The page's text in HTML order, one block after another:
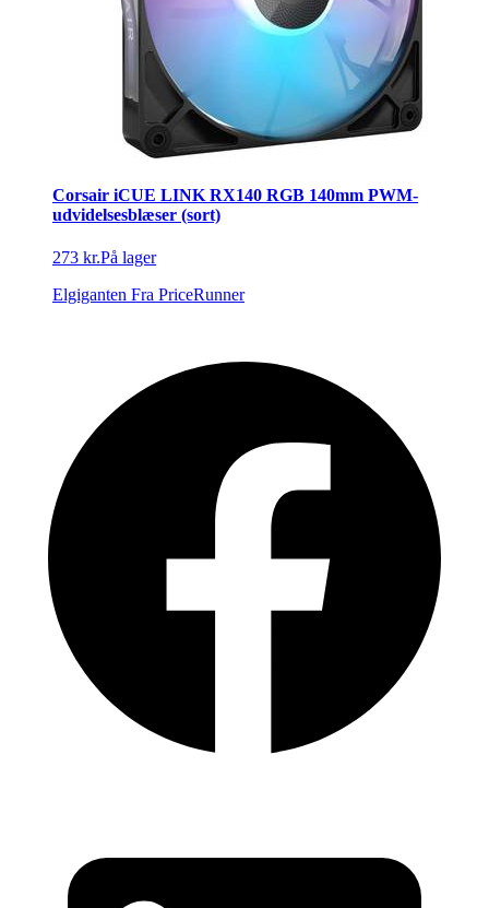
Corsair iCUE LINK RX140 RGB 140mm PWM-
udvidelsesblæser (sort)
273 kr.På lager
Elgiganten Fra PriceRunner